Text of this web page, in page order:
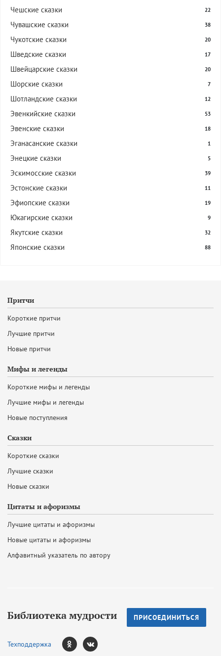
Чешские сказки 22
Чувашские сказки 38
Чукотские сказки 20
Шведские сказки 17
Швейцарские сказки 20
Шорские сказки 7
Шотландские сказки 12
Эвенкийские сказки 53
Эвенские сказки 18
Эганасанские сказки 1
Энецкие сказки 5
Эскимосские сказки 39
Эстонские сказки 11
Эфиопские сказки 19
Юкагирские сказки 9
Якутские сказки 32
Японские сказки 88
Притчи
Короткие притчи
Лучшие притчи
Новые притчи
Мифы и легенды
Короткие мифы и легенды
Лучшие мифы и легенды
Новые поступления
Сказки
Короткие сказки
Лучшие сказки
Новые сказки
Цитаты и афоризмы
Лучшие цитаты и афоризмы
Новые цитаты и афоризмы
Алфавитный указатель по автору
Библиотека мудрости ПРИСОЕДИНИТЬСЯ
Техподдержка